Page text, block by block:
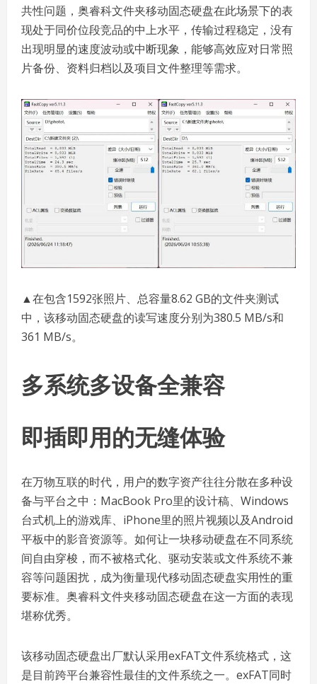
共性问题，奥睿科文件夹移动固态硬盘在此场景下的表
现处于同价位段竞品的中上水平，传输过程稳定，没有
出现明显的速度波动或中断现象，能够高效应对日常照
片备份、资料归档以及项目文件整理等需求。
▲在包含1592张照片、总容量8.62 GB的文件夹测试
中，该移动固态硬盘的读写速度分别为380.5 MB/s和
361 MB/s。
多系统多设备全兼容
即插即用的无缝体验
在万物互联的时代，用户的数字资产往往分散在多种设
备与平台之中：MacBook Pro里的设计稿、Windows
台式机上的游戏库、iPhone里的照片视频以及Android
平板中的影音资源等。如何让一块移动硬盘在不同系统
间自由穿梭，而不被格式化、驱动安装或文件系统不兼
容等问题困扰，成为衡量现代移动固态硬盘实用性的重
要标准。奥睿科文件夹移动固态硬盘在这一方面的表现
堪称优秀。
该移动固态硬盘出厂默认采用exFAT文件系统格式，这
是目前跨平台兼容性最佳的文件系统之一。exFAT同时